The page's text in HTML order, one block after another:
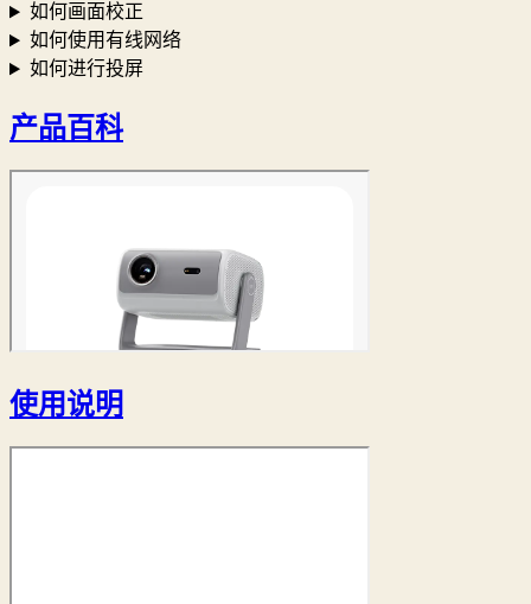
如何画面校正
如何使用有线网络
如何进行投屏
产品百科
使用说明